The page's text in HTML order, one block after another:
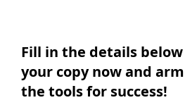
Fill in the details
your copy now and
the tools for success!